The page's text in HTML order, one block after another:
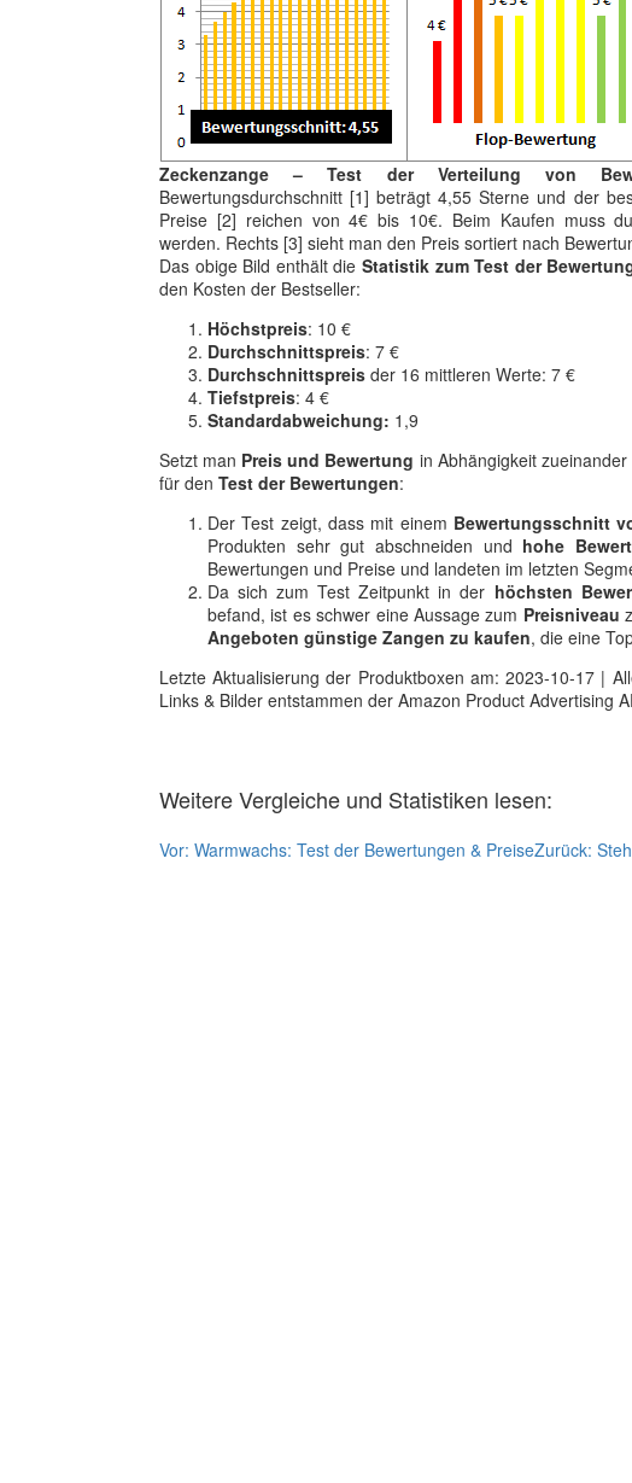
Zeckenzange – Test der Verteilung von
Bewertungsdurchschnitt [1] beträgt 4,55 Sterne und der
Preise [2] reichen von 4€ bis 10€. Beim Kaufen muss
werden. Rechts [3] sieht man den Preis sortiert nach
Das obige Bild enthält die Statistik zum Test der
den Kosten der Bestseller:
Höchstpreis: 10 €
Durchschnittspreis: 7 €
Durchschnittspreis der 16 mittleren Werte: 7 €
Tiefstpreis: 4 €
Standardabweichung: 1,9
Setzt man Preis und Bewertung in Abhängigkeit
für den Test der Bewertungen:
Der Test zeigt, dass mit einem Bewertungsschnitt
Produkten sehr gut abschneiden und hohe
Bewertungen und Preise und landeten im letzten
Da sich zum Test Zeitpunkt in der höchsten
befand, ist es schwer eine Aussage zum Preisniveau
Angeboten günstige Zangen zu kaufen, die eine
Letzte Aktualisierung der Produktboxen am: 2023-10-17 |
Links & Bilder entstammen der Amazon Product Advertising
Weitere Vergleiche und Statistiken lesen:
Vor: Warmwachs: Test der Bewertungen & PreiseZurück: